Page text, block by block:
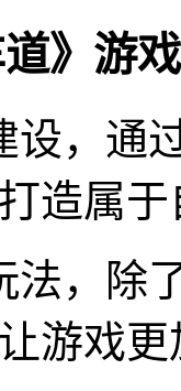
道》游
设，通
造属
法，除
游戏